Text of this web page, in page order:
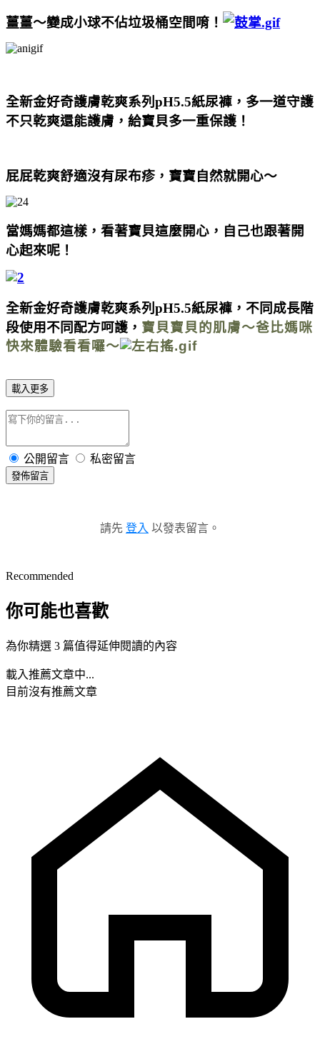
薑薑～變成小球不佔垃圾桶空間唷！
全新金好奇護膚乾爽系列 pH5.5紙尿褲， 多一道守護
不只乾爽還能護膚， 給寶貝多一重保護！
屁屁乾爽舒適沒有尿布疹，寶寶自然就開心～
當媽媽都這樣， 看著寶貝這麼開心，自己也跟著開
心起來呢！
全新金好奇護膚乾爽系列pH5.5紙尿褲，不同成長階
段使用不同配方呵護， 寶貝寶貝的肌膚～爸比媽咪
快來體驗看看囉～
載入更多
公開留言 私密留言
發佈留言
請先 登入 以發表留言。
Recommended
你可能也喜歡
為你精選 3 篇值得延伸閱讀的內容
載入推薦文章中...
目前沒有推薦文章